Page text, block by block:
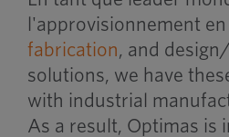
l'approvisionnement
fabrication, and design/
solutions, we have
with industrial
As a result, Optimas is